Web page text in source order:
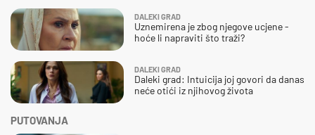
DALEKI GRAD
Uznemirena je zbog njegove ucjene -
hoće li napraviti što traži?
DALEKI GRAD
Daleki grad: Intuicija joj govori da danas
neće otići iz njihovog života
PUTOVANJA